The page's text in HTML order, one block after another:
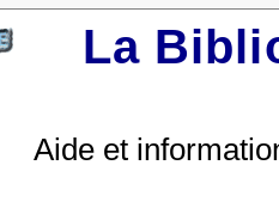
La
Aide et